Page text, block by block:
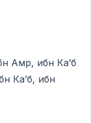
Амр, ибн Ка’б
Ка’б, ибн